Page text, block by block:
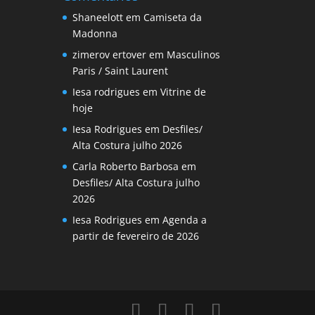
Shaneelott em Camiseta da
Madonna
zimerov ertover em Masculinos
Paris / Saint Laurent
Iesa rodrigues emVitrine de
hoje
Iesa Rodrigues em Desfiles/
Alta Costura julho 2026
Carla Roberto Barbosa em
Desfiles/ Alta Costura julho
2026
Iesa Rodrigues emAgenda a
partir de fevereiro de 2026